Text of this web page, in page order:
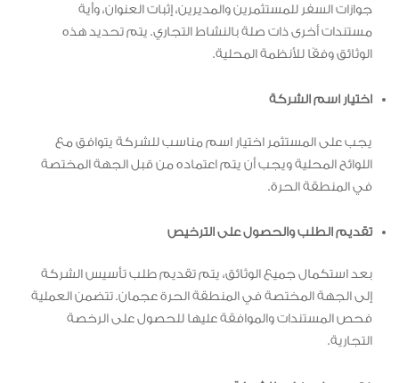
جوازات السفر للمستثمرين والمديرين، إثبات العنوان، وأية
مستندات أخرى ذات صلة بالنشاط التجاري. يتم تحديد هذه
الوثائق وفقًا للأنظمة المحلية.
اختيار اسم الشركة
يجب على المستثمر اختيار اسم مناسب للشركة يتوافق مع
اللوائح المحلية ويجب أن يتم اعتماده من قبل الجهة المختصة
في المنطقة الحرة.
تقديم الطلب والحصول على الترخيص
بعد استكمال جميع الوثائق، يتم تقديم طلب تأسيس الشركة
إلى الجهة المختصة في المنطقة الحرة عجمان. تتضمن العملية
فحص المستندات والموافقة عليها للحصول على الرخصة
التجارية.